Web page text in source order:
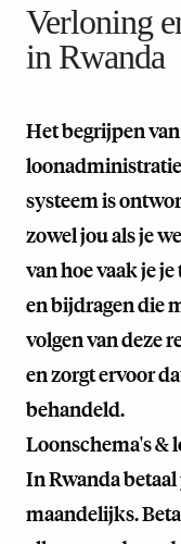
Verloning
in Rwanda
Het begrijpen
systeem is
zowel jou als je
van hoe vaak je
en bijdragen die
volgen van deze
en zorgt ervoor
behandeld.
Loonschema's &
In Rwanda
maandelijks.